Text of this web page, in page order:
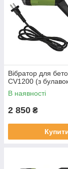
Вібратор для
CV1200 (з
В наявності
2 850 ₴